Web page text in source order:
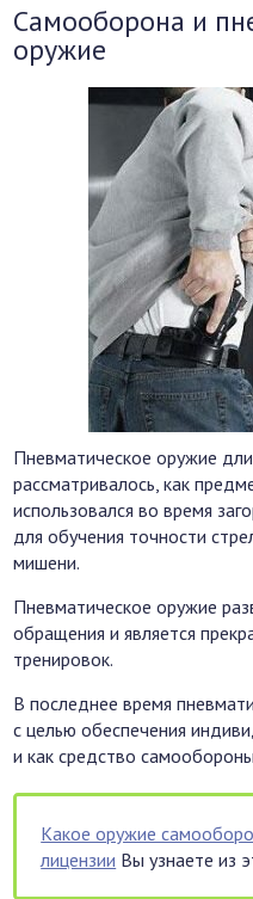
Самооборона и
оружие
Пневматическое оружие
рассматривалось, как
использовался во время
для обучения точности
мишени.
Пневматическое оружие
обращения и является
тренировок.
В последнее время
с целью обеспечения
и как средство
Какое оружие
лицензии Вы узнаете из